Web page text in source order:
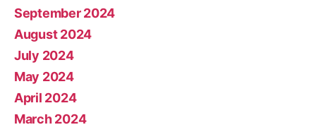
September 2024
August 2024
July 2024
May 2024
April 2024
March 2024